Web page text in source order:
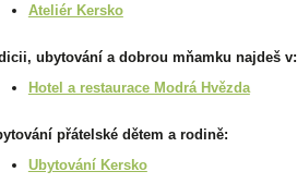
Ateliér Kersko
ubytování a dobrou mňamku najdeš v:
Hotel a restaurace Modrá Hvězda
přátelské dětem a rodině:
Ubytování Kersko